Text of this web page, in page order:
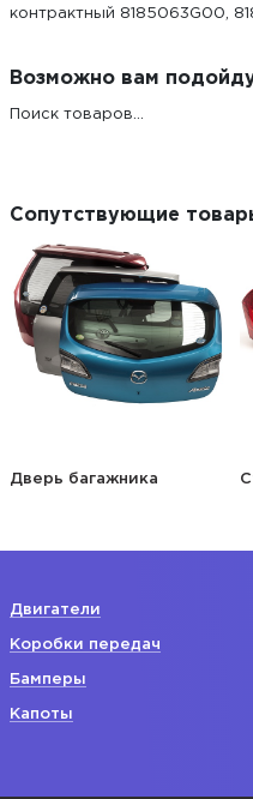
контрактный 8185063G00,
Возможно вам
Поиск товаров...
Сопутствующие
Дверь багажника
Двигатели
Коробки передач
Бамперы
Капоты